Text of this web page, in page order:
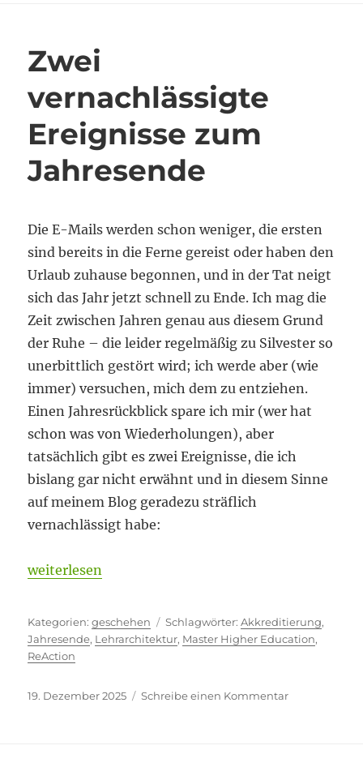
Zwei
vernachlässigte
Ereignisse zum
Jahresende
Die E-Mails werden schon weniger, die ersten
sind bereits in die Ferne gereist oder haben den
Urlaub zuhause begonnen, und in der Tat neigt
sich das Jahr jetzt schnell zu Ende. Ich mag die
Zeit zwischen Jahren genau aus diesem Grund
der Ruhe – die leider regelmäßig zu Silvester so
unerbittlich gestört wird; ich werde aber (wie
immer) versuchen, mich dem zu entziehen.
Einen Jahresrückblick spare ich mir (wer hat
schon was von Wiederholungen), aber
tatsächlich gibt es zwei Ereignisse, die ich
bislang gar nicht erwähnt und in diesem Sinne
auf meinem Blog geradezu sträflich
vernachlässigt habe:
„Zwei vernachlässigte Ereignisse zum Jahresende“
weiterlesen
Kategorien
geschehen Schlagwörter
Akkreditierung,
Jahresende, Lehrarchitektur, Master Higher Education,
ReAction
Veröffentlicht
19. Dezember 2025 Schreibe einen Kommentarzu